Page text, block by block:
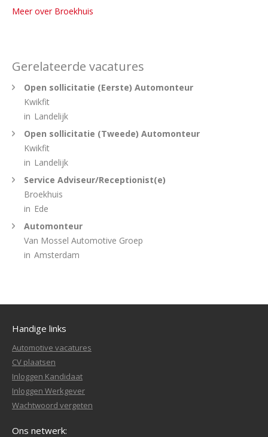
Meer over Broekhuis
Gerelateerde vacatures
Open sollicitatie (Eerste) Automonteur
Kwikfit
in Landelijk
Open sollicitatie (Tweede) Automonteur
Kwikfit
in Landelijk
Service Adviseur/Receptionist(e)
Broekhuis
in Ede
Automonteur
Van Mossel Automotive Groep
in Amsterdam
Handige links
Automotive vacatures
CV plaatsen
Inloggen Kandidaat
Inloggen Werkgever
Wachtwoord vergeten
Ons netwerk: